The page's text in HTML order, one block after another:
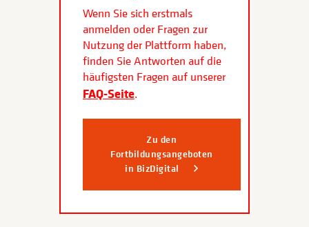
Wenn Sie sich erstmals
anmelden oder Fragen zur
Nutzung der Plattform haben,
finden Sie Antworten auf die
häufigsten Fragen auf unserer
FAQ-Seite.
Zu den
Fortbildungsangeboten
in BizDigital